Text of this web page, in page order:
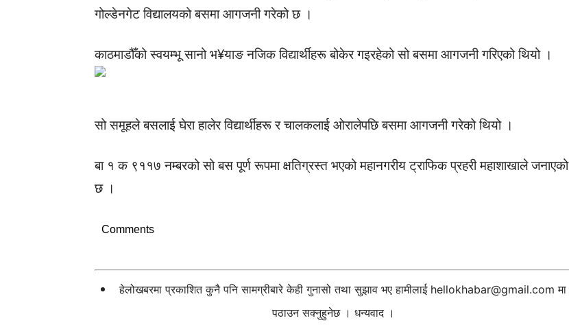
गोल्डेनगेट विद्यालयको बसमा आगजनी गरेको छ ।
काठमाडौँको स्वयम्भू सानो भ¥याङ नजिक विद्यार्थीहरू बोकेर गइरहेको सो बसमा आगजनी गरिएको थियो ।
सो समूहले बसलाई घेरा हालेर विद्यार्थीहरू र चालकलाई ओरालेपछि बसमा आगजनी गरेको थियो ।
बा १ क ९११७ नम्बरको सो बस पूर्ण रूपमा क्षतिग्रस्त भएको महानगरीय ट्राफिक प्रहरी महाशाखाले जनाएको
छ ।
Comments
हेलोखबरमा प्रकाशित कुनै पनि सामग्रीबारे केही गुनासो तथा सुझाव भए हामीलाई hellokhabar@gmail.com मा
पठाउन सक्नुहुनेछ । धन्यवाद ।